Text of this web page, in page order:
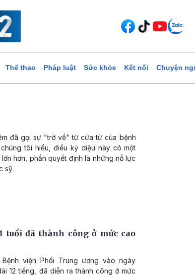
Thể thao Pháp luật Sức khỏe Kết nối Chuyện
đã gọi sự "trở về" từ cửa tử của bệnh
tôi hiểu, điều kỳ diệu này có một
hơn, phần quyết định là những nỗ lực
sỹ.
tuổi đã thành công ở mức cao
viện Phổi Trung ương vào ngày
12 tiếng, đã diễn ra thành công ở mức